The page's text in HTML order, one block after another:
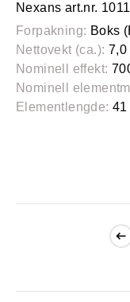
Nexans art.nr.
Forpakning: Boks
Nettovekt (ca.): 7,0
Nominell effekt:
Nominell
Elementlengde: 41